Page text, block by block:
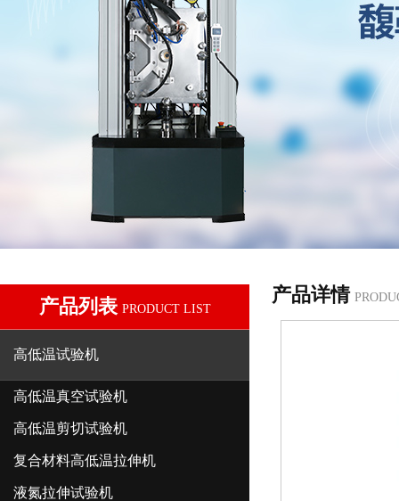
产品列表 PRODUCT LIST
高低温试验机
高低温真空试验机
高低温剪切试验机
复合材料高低温拉伸机
液氮拉伸试验机
产品详情